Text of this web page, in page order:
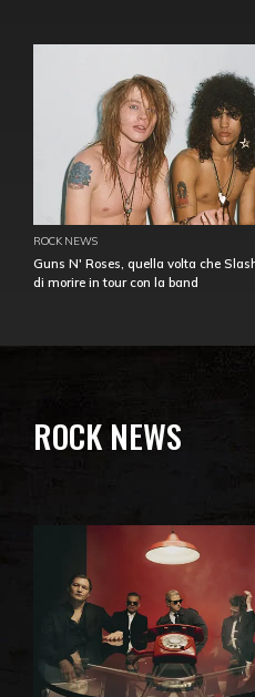
ROCK NEWS
Guns N' Roses, quella volta che
di morire in tour con la band
ROCK NEWS